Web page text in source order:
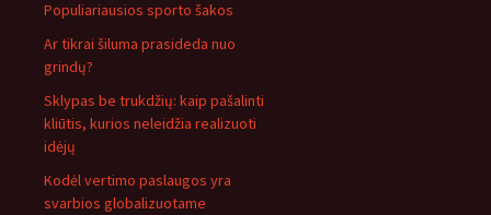
Populiariausios sporto šakos
Ar tikrai šiluma prasideda nuo
grindų?
Sklypas be trukdžių: kaip pašalinti
kliūtis, kurios neleidžia realizuoti
idėjų
Kodėl vertimo paslaugos yra
svarbios globalizuotame